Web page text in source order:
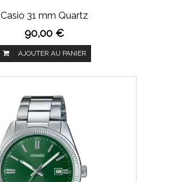
Casio 31 mm Quartz
90,00 €
AJOUTER AU PANIER